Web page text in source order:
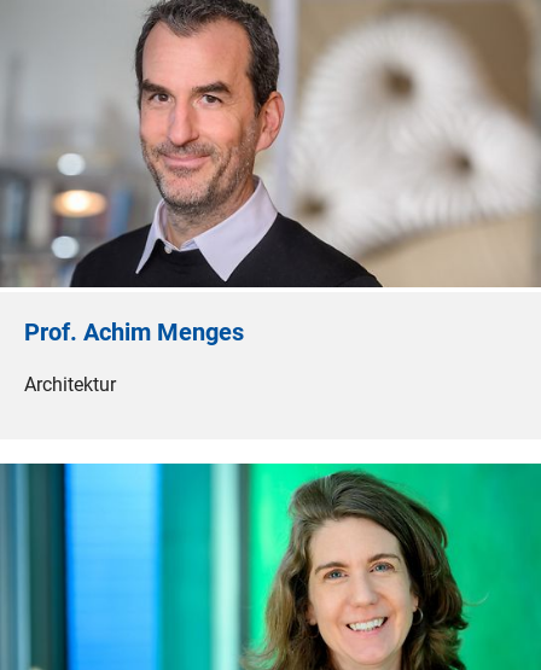
Prof. Achim Menges
Architektur